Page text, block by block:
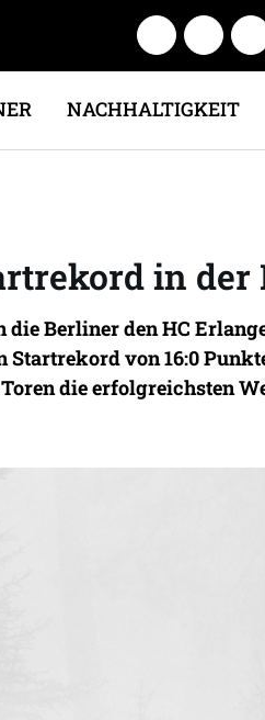
NACHHALTIGKEIT
in der
Berliner den HC
von 16:0
die erfolgreichsten